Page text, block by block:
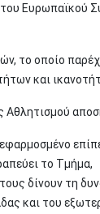
Ευρωπαϊκού
το οποίο
και
Αθλητισμού
το Τμήμα,
δίνουν τη
και του